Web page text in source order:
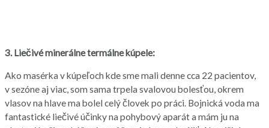
3. Liečivé minerálne termálne kúpele:
Ako masérka v kúpeľoch kde sme mali denne cca 22 pacientov,
v sezóne aj viac, som sama trpela svalovou bolesťou, okrem
vlasov na hlave ma bolel celý človek po práci. Bojnická voda ma
fantastické liečivé účinky na pohybový aparát a mám ju na